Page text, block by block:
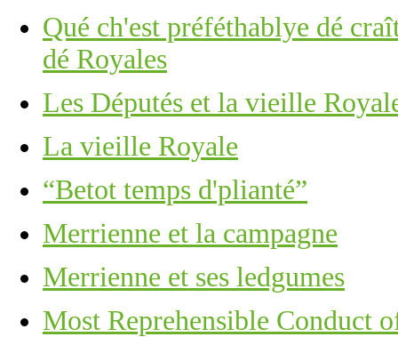
Qué ch'est préféthablye dé
dé Royales
Les Députés et la vieille
La vieille Royale
“Betot temps d'plianté”
Merrienne et la campagne
Merrienne et ses ledgumes
Most Reprehensible Conduct